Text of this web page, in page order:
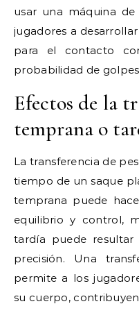
usar una máquina
jugadores a
para el contacto
probabilidad de
Efectos de la
temprana o
La transferencia de
tiempo de un saque
temprana puede
equilibrio y control,
tardía puede
precisión. Una
permite a los
su cuerpo,